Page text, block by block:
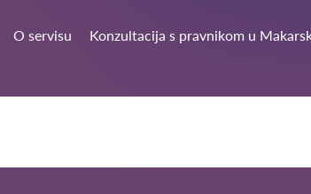
O servisu Konzultacija s pravnikom u